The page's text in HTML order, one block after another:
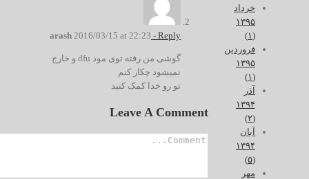
arash2016/03/15 at 22:23- Reply
گوشی من رفته توی مود dfu و خارج
نمیشود چکار کنم
تو رو خدا کمک کنید
Leave A Comment
خرداد
۱۳۹۵
فروردین
۱۳۹۵
آذر
۱۳۹۴
آبان
۱۳۹۴
مهر